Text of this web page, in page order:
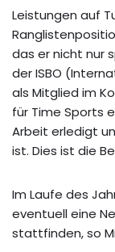
Leistungen auf
das er nicht nur
der ISBO
als Mitglied im
für Time Sports
Arbeit erledigt
ist. Dies ist die
Im Laufe des
eventuell eine
stattfinden, so